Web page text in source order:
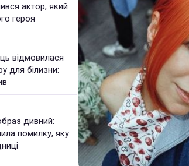
актор, який
героя
відмовилася
для білизни:
дивний:
помилку, яку